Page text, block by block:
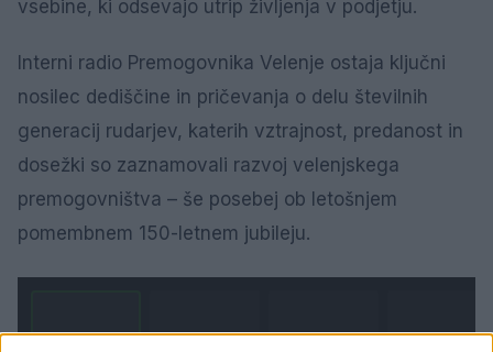
vsebine, ki odsevajo utrip življenja v podjetju.
Interni radio Premogovnika Velenje ostaja ključni
nosilec dediščine in pričevanja o delu številnih
generacij rudarjev, katerih vztrajnost, predanost in
dosežki so zaznamovali razvoj velenjskega
premogovništva – še posebej ob letošnjem
pomembnem 150-letnem jubileju.